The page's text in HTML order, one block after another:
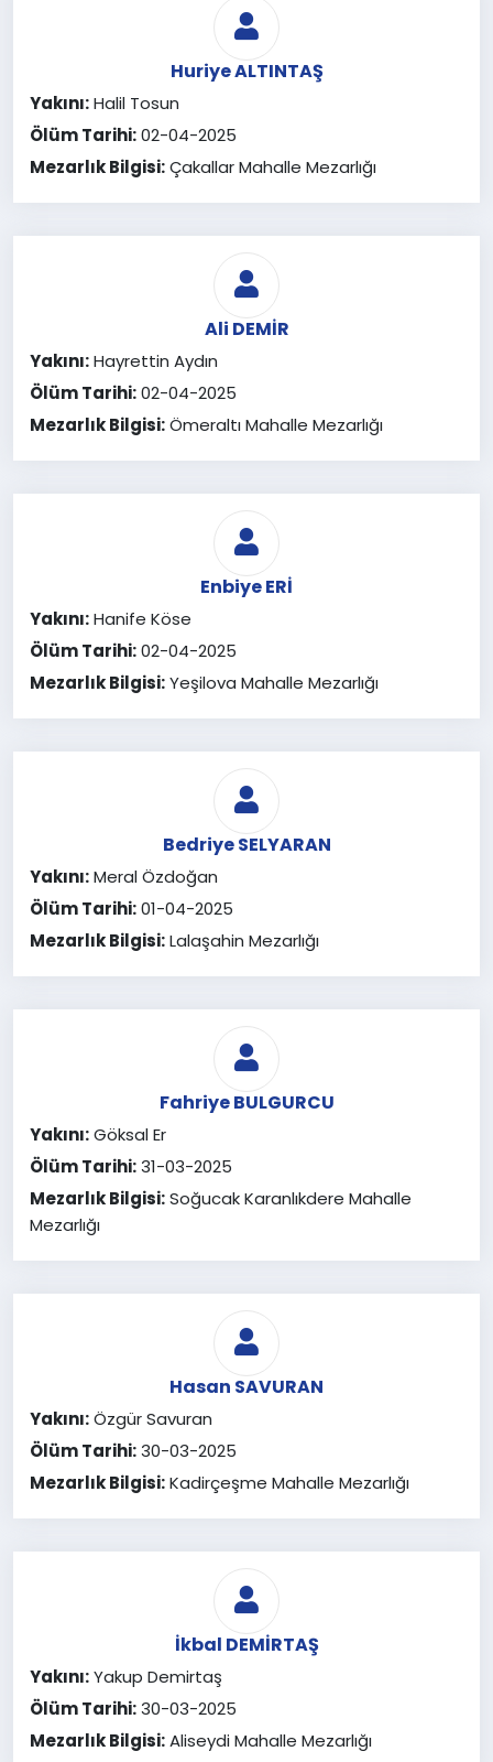
Huriye ALTINTAŞ
Yakını:Halil Tosun
Ölüm Tarihi:02-04-2025
Mezarlık Bilgisi:Çakallar Mahalle Mezarlığı
Ali DEMİR
Yakını:Hayrettin Aydın
Ölüm Tarihi:02-04-2025
Mezarlık Bilgisi:Ömeraltı Mahalle Mezarlığı
Enbiye ERİ
Yakını:Hanife Köse
Ölüm Tarihi:02-04-2025
Mezarlık Bilgisi:Yeşilova Mahalle Mezarlığı
Bedriye SELYARAN
Yakını:Meral Özdoğan
Ölüm Tarihi:01-04-2025
Mezarlık Bilgisi:Lalaşahin Mezarlığı
Fahriye BULGURCU
Yakını:Göksal Er
Ölüm Tarihi:31-03-2025
Mezarlık Bilgisi:Soğucak Karanlıkdere Mahalle
Mezarlığı
Hasan SAVURAN
Yakını:Özgür Savuran
Ölüm Tarihi:30-03-2025
Mezarlık Bilgisi:Kadirçeşme Mahalle Mezarlığı
İkbal DEMİRTAŞ
Yakını:Yakup Demirtaş
Ölüm Tarihi:30-03-2025
Mezarlık Bilgisi:Aliseydi Mahalle Mezarlığı